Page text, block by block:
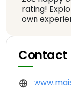
rating!
own
Contact